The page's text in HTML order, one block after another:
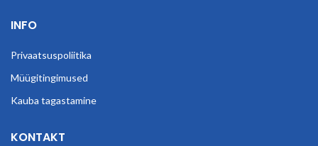
INFO
Privaatsuspoliitika
Müügitingimused
Kauba tagastamine
KONTAKT